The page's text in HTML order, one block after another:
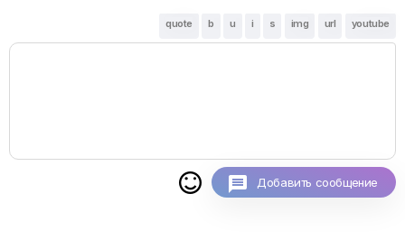
quote b u i s img url youtube
 Добавить сообщение